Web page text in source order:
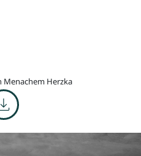
Menachem Herzka